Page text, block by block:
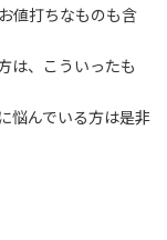
値打ちなものも含
は、こういったも
悩んでいる方は是非